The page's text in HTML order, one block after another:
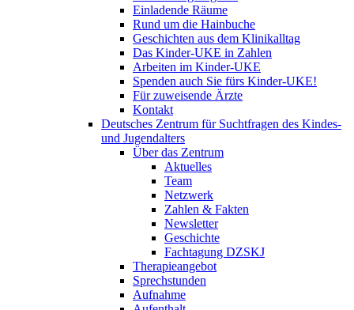
Einladende Räume
Rund um die Hainbuche
Geschichten aus dem Klinikalltag
Das Kinder-UKE in Zahlen
Arbeiten im Kinder-UKE
Spenden auch Sie fürs Kinder-UKE!
Für zuweisende Ärzte
Kontakt
Deutsches Zentrum für Suchtfragen des Kindes-
und Jugendalters
Über das Zentrum
Aktuelles
Team
Netzwerk
Zahlen & Fakten
Newsletter
Geschichte
Fachtagung DZSKJ
Therapieangebot
Sprechstunden
Aufnahme